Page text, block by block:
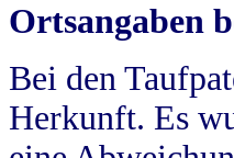
Ortsangaben
Bei den
Herkunft. Es